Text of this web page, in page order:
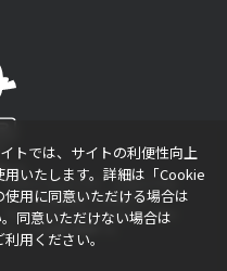
す。
ロゴ”および“PS5”、“PS4ロゴ”およ
ントの登録商標または商標です。
OneおよびXbox Oneロゴ”、“Xbox
ループの企業の商標です。
トでは、サイトの利便性向上
いたします。詳細は「Cookie
用に同意いただける場合は
同意いただけない場合は
用ください。